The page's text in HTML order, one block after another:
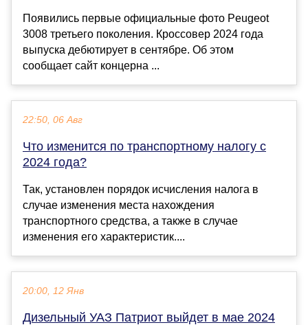
Появились первые официальные фото Peugeot
3008 третьего поколения. Кроссовер 2024 года
выпуска дебютирует в сентябре. Об этом
сообщает сайт концерна ...
22:50, 06 Авг
Что изменится по транспортному налогу с
2024 года?
Так, установлен порядок исчисления налога в
случае изменения места нахождения
транспортного средства, а также в случае
изменения его характеристик....
20:00, 12 Янв
Дизельный УАЗ Патриот выйдет в мае 2024